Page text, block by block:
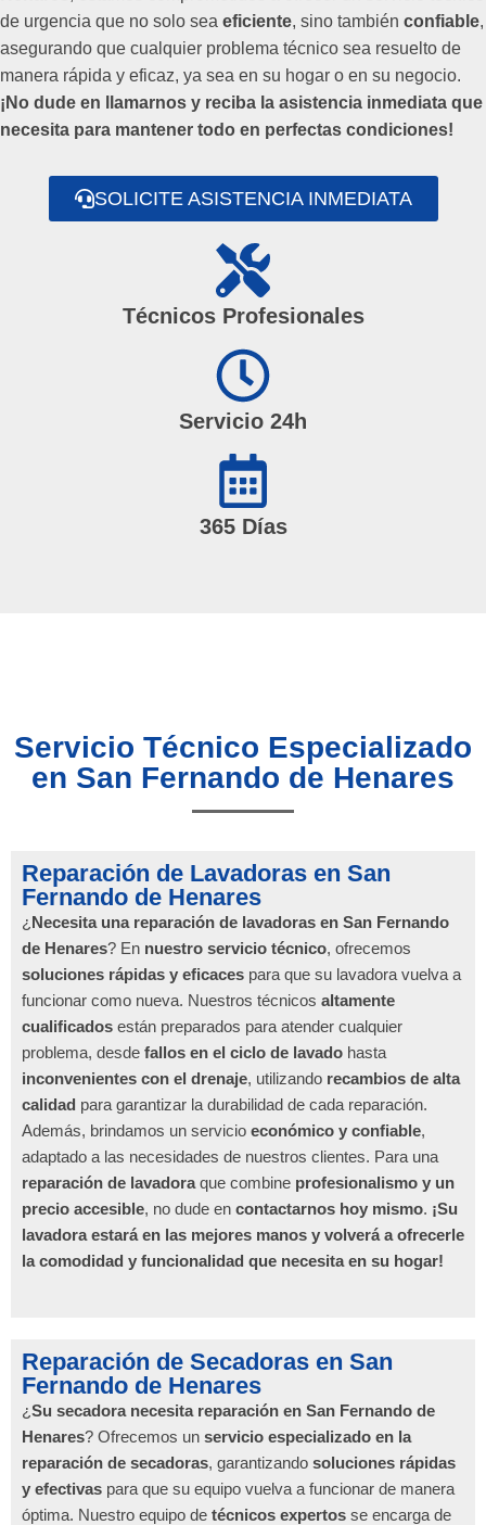
de urgencia que no solo sea eficiente, sino también confiable,
asegurando que cualquier problema técnico sea resuelto de
manera rápida y eficaz, ya sea en su hogar o en su negocio.
¡No dude en llamarnos y reciba la asistencia inmediata que
necesita para mantener todo en perfectas condiciones!
SOLICITE ASISTENCIA INMEDIATA
Técnicos Profesionales
Servicio 24h
365 Días
Servicio Técnico Especializado
en San Fernando de Henares
Reparación de Lavadoras en San
Fernando de Henares
¿ Necesita una reparación de lavadoras en San Fernando
de Henares? En nuestro servicio técnico, ofrecemos
soluciones rápidas y eficaces para que su lavadora vuelva a
funcionar como nueva. Nuestros técnicos altamente
cualificados están preparados para atender cualquier
problema, desde fallos en el ciclo de lavado hasta
inconvenientes con el drenaje, utilizando recambios de alta
calidad para garantizar la durabilidad de cada reparación.
Además, brindamos un servicio económico y confiable,
adaptado a las necesidades de nuestros clientes. Para una
reparación de lavadoraque combine profesionalismo y un
precio accesible, no dude en contactarnos hoy mismo. ¡Su
lavadora estará en las mejores manos y volverá a ofrecerle
la comodidad y funcionalidad que necesita en su hogar!
Reparación de Secadoras en San
Fernando de Henares
¿Su secadora necesita reparación en San Fernando de
Henares? Ofrecemos un servicio especializado en la
reparación de secadoras, garantizando soluciones rápidas
y efectivas para que su equipo vuelva a funcionar de manera
óptima. Nuestro equipo de técnicos expertos se encarga de